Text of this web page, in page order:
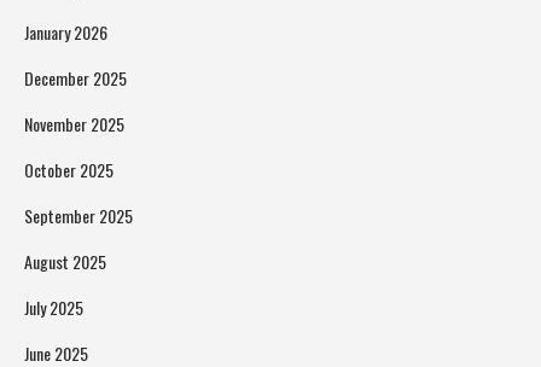
January 2026
December 2025
November 2025
October 2025
September 2025
August 2025
July 2025
June 2025